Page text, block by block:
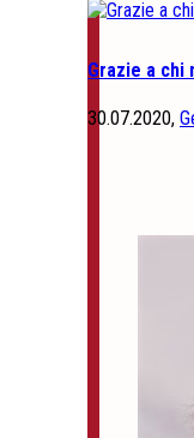
Grazie a chi
30.07.2020,